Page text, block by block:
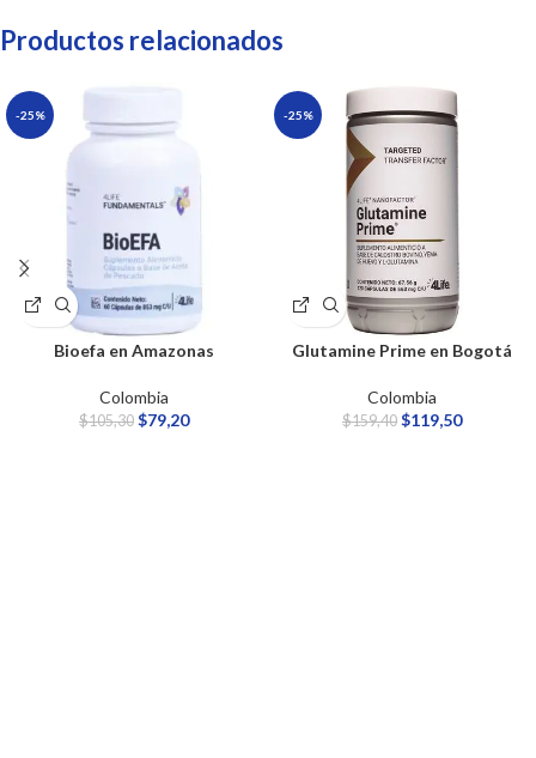
Productos relacionados
-25%
Bioefa en Amazonas
Colombia
$105,30 $79,20
-25%
Glutamine Prime en Bogotá
Colombia
$159,40 $119,50